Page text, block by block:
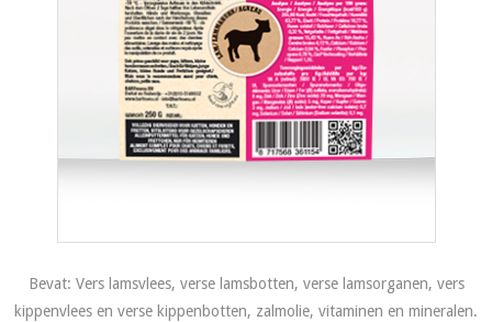
Bevat: Vers lamsvlees, verse lamsbotten, verse lamsorganen, vers
kippenvlees en verse kippenbotten, zalmolie, vitaminen en mineralen.